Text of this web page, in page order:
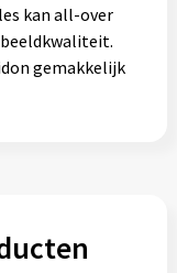
kan all-over
gemakkelijk